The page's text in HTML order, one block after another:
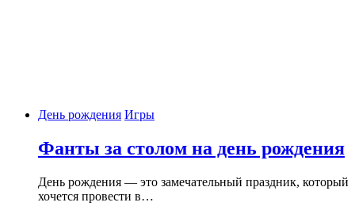
День рождения Игры
Фанты за столом на день рождения
День рождения — это замечательный праздник, который
хочется провести в…